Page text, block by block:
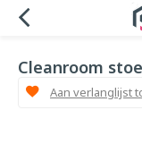
Cleanroom
Aan verlanglijst